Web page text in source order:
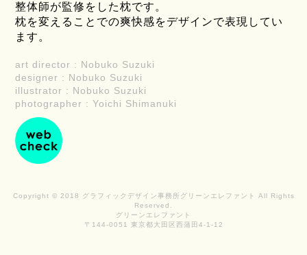
整体師が監修をした枕です。
枕を変えることでの爽快感をデザインで表現してい
ます。
art director : Nobuko Suzuki
designer : Nobuko Suzuki
illustrator : Nobuko Suzuki
photographer : Yoichi Shimanuki
Copyright © 2018 グラフィックデザイン事務所グリーンエレファント All Rights
Reserved.
グリーンエレファント
〒144-0051 東京都大田区西蒲田4-1-12